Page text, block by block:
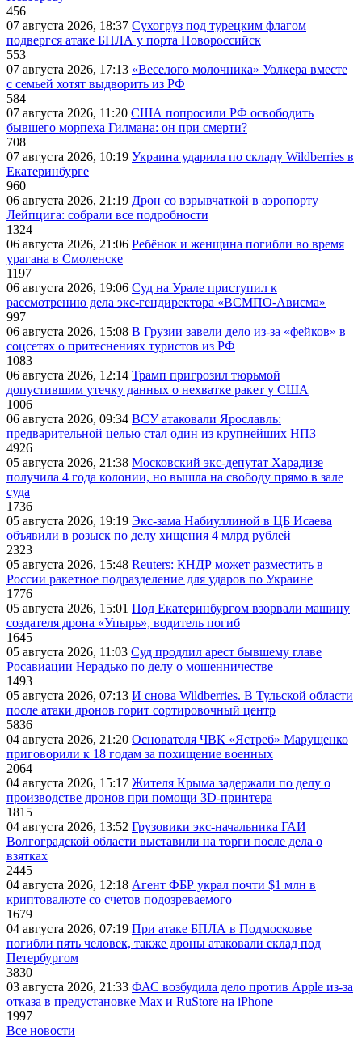
456
07 августа 2026, 18:37 Сухогруз под турецким флагом
подвергся атаке БПЛА у порта Новороссийск
553
07 августа 2026, 17:13 «Веселого молочника» Уолкера вместе
с семьей хотят выдворить из РФ
584
07 августа 2026, 11:20 США попросили РФ освободить
бывшего морпеха Гилмана: он при смерти?
708
07 августа 2026, 10:19 Украина ударила по складу Wildberries в
Екатеринбурге
960
06 августа 2026, 21:19 Дрон со взрывчаткой в аэропорту
Лейпцига: собрали все подробности
1324
06 августа 2026, 21:06 Ребёнок и женщина погибли во время
урагана в Смоленске
1197
06 августа 2026, 19:06 Суд на Урале приступил к
рассмотрению дела экс-гендиректора «ВСМПО-Ависма»
997
06 августа 2026, 15:08 В Грузии завели дело из-за «фейков» в
соцсетях о притеснениях туристов из РФ
1083
06 августа 2026, 12:14 Трамп пригрозил тюрьмой
допустившим утечку данных о нехватке ракет у США
1006
06 августа 2026, 09:34 ВСУ атаковали Ярославль:
предварительной целью стал один из крупнейших НПЗ
4926
05 августа 2026, 21:38 Московский экс-депутат Харадизе
получила 4 года колонии, но вышла на свободу прямо в зале
суда
1736
05 августа 2026, 19:19 Экс-зама Набиуллиной в ЦБ Исаева
объявили в розыск по делу хищения 4 млрд рублей
2323
05 августа 2026, 15:48 Reuters: КНДР может разместить в
России ракетное подразделение для ударов по Украине
1776
05 августа 2026, 15:01 Под Екатеринбургом взорвали машину
создателя дрона «Упырь», водитель погиб
1645
05 августа 2026, 11:03 Суд продлил арест бывшему главе
Росавиации Нерадько по делу о мошенничестве
1493
05 августа 2026, 07:13 И снова Wildberries. В Тульской области
после атаки дронов горит сортировочный центр
5836
04 августа 2026, 21:20 Основателя ЧВК «Ястреб» Марущенко
приговорили к 18 годам за похищение военных
2064
04 августа 2026, 15:17 Жителя Крыма задержали по делу о
производстве дронов при помощи 3D‑принтера
1815
04 августа 2026, 13:52 Грузовики экс-начальника ГАИ
Волгоградской области выставили на торги после дела о
взятках
2445
04 августа 2026, 12:18 Агент ФБР украл почти $1 млн в
криптовалюте со счетов подозреваемого
1679
04 августа 2026, 07:19 При атаке БПЛА в Подмосковье
погибли пять человек, также дроны атаковали склад под
Петербургом
3830
03 августа 2026, 21:33 ФАС возбудила дело против Apple из-за
отказа в предустановке Max и RuStore на iPhone
1997
Все новости